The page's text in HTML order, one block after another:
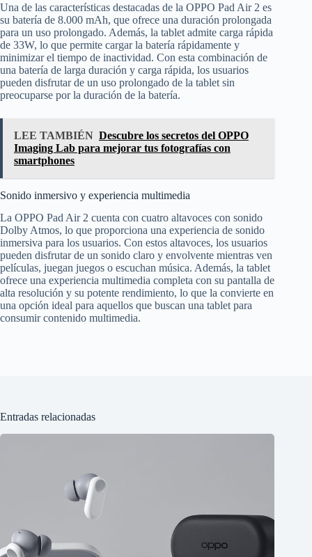
Una de las características destacadas de la OPPO Pad Air 2 es
su batería de 8.000 mAh, que ofrece una duración prolongada
para un uso prolongado. Además, la tablet admite carga rápida
de 33W, lo que permite cargar la batería rápidamente y
minimizar el tiempo de inactividad. Con esta combinación de
una batería de larga duración y carga rápida, los usuarios
pueden disfrutar de un uso prolongado de la tablet sin
preocuparse por la duración de la batería.
LEE TAMBIÉN Descubre los secretos del OPPO
Imaging Lab para mejorar tus fotografías con
smartphones
Sonido inmersivo y experiencia multimedia
La OPPO Pad Air 2 cuenta con cuatro altavoces con sonido
Dolby Atmos, lo que proporciona una experiencia de sonido
inmersiva para los usuarios. Con estos altavoces, los usuarios
pueden disfrutar de un sonido claro y envolvente mientras ven
películas, juegan juegos o escuchan música. Además, la tablet
ofrece una experiencia multimedia completa con su pantalla de
alta resolución y su potente rendimiento, lo que la convierte en
una opción ideal para aquellos que buscan una tablet para
consumir contenido multimedia.
Entradas relacionadas